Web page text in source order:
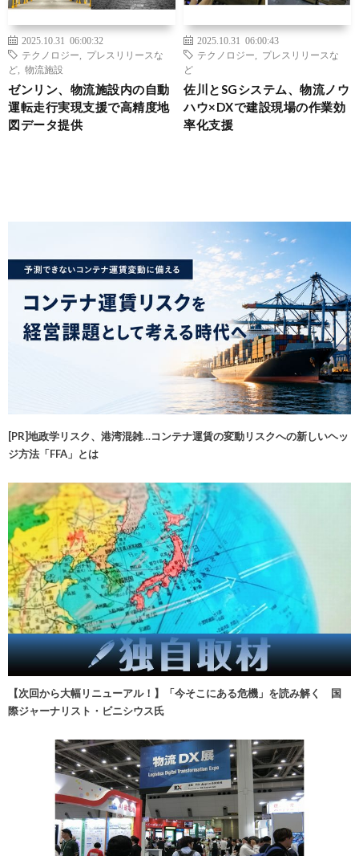
2025.10.31 06:00:32
テクノロジー
プレスリリースな
ど
物流施設
ゼンリン、物流施設内の自動
運転走行実現支援で高精度地
図データ提供
2025.10.31 06:00:43
テクノロジー
プレスリリースな
ど
佐川とSGシステム、物流ノウ
ハウ×DXで建設現場の作業効
率化支援
[PR]地政学リスク、港湾混雑…コンテナ運賃の変動リスクへの新しいヘッ
ジ方法「FFA」とは
【次回から大幅リニューアル！】「今そこにある危機」を読み解く 国
際ジャーナリスト・ビニシウス氏